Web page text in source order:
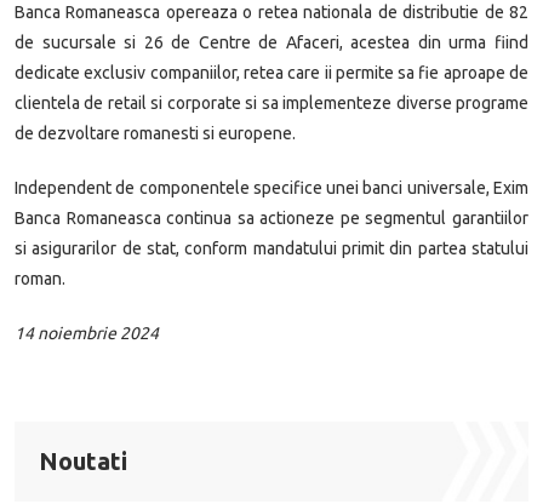
Noutati
Banca Romaneasca opereaza o retea nationala de distributie de 82
de sucursale si 26 de Centre de Afaceri, acestea din urma fiind
dedicate exclusiv companiilor, retea care ii permite sa fie aproape de
clientela de retail si corporate si sa implementeze diverse programe
de dezvoltare romanesti si europene.
Independent de componentele specifice unei banci universale, Exim
Banca Romaneasca continua sa actioneze pe segmentul garantiilor
si asigurarilor de stat, conform mandatului primit din partea statului
roman.
14 noiembrie 2024